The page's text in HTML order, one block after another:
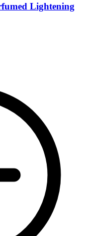
Lightening